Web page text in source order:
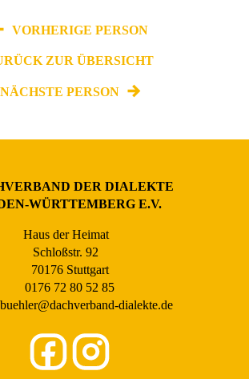
VORHERIGE PERSON
ZUR ÜBERSICHT
NÄCHSTE PERSON
DER DIALEKTE
WÜRTTEMBERG E.V.
Haus der Heimat
Schloßstr. 92
70176 Stuttgart
0176 72 80 52 85
dialekte.de